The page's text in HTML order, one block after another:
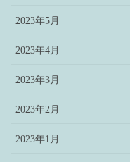
2023年5月
2023年4月
2023年3月
2023年2月
2023年1月